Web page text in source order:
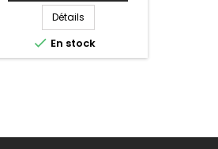
ranger vos bûches une par
une. Ses éléments sont
soudés, qui rend son
support plus stable. Il sera
Détails
 En stock